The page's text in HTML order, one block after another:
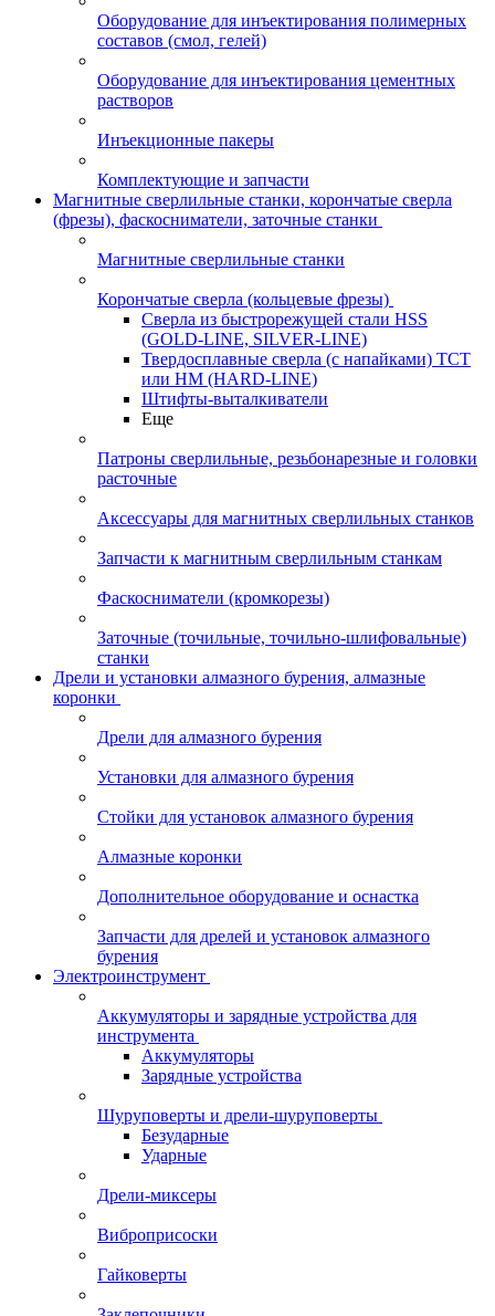
Оборудование для инъектирования полимерных
составов (смол, гелей)
Оборудование для инъектирования цементных
растворов
Инъекционные пакеры
Комплектующие и запчасти
Магнитные сверлильные станки, корончатые сверла
(фрезы), фаскосниматели, заточные станки
Магнитные сверлильные станки
Корончатые сверла (кольцевые фрезы)
Сверла из быстрорежущей стали HSS
(GOLD-LINE, SILVER-LINE)
Твердосплавные сверла (с напайками) ТСТ
или HM (HARD-LINE)
Штифты-выталкиватели
Еще
Патроны сверлильные, резьбонарезные и головки
расточные
Аксессуары для магнитных сверлильных станков
Запчасти к магнитным сверлильным станкам
Фаскосниматели (кромкорезы)
Заточные (точильные, точильно-шлифовальные)
станки
Дрели и установки алмазного бурения, алмазные
коронки
Дрели для алмазного бурения
Установки для алмазного бурения
Стойки для установок алмазного бурения
Алмазные коронки
Дополнительное оборудование и оснастка
Запчасти для дрелей и установок алмазного
бурения
Электроинструмент
Аккумуляторы и зарядные устройства для
инструмента
Аккумуляторы
Зарядные устройства
Шуруповерты и дрели-шуруповерты
Безударные
Ударные
Дрели-миксеры
Виброприсоски
Гайковерты